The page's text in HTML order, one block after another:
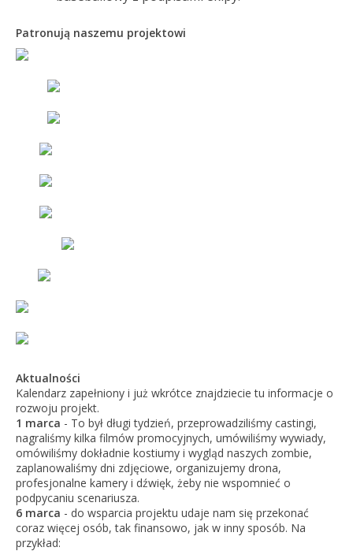
Patronują naszemu projektowi
Aktualności
Kalendarz zapełniony i już wkrótce znajdziecie tu informacje o
rozwoju projekt.
1 marca - To był długi tydzień, przeprowadziliśmy castingi,
nagraliśmy kilka filmów promocyjnych, umówiliśmy wywiady,
omówiliśmy dokładnie kostiumy i wygląd naszych zombie,
zaplanowaliśmy dni zdjęciowe, organizujemy drona,
profesjonalne kamery i dźwięk, żeby nie wspomnieć o
podpycaniu scenariusza.
6 marca - do wsparcia projektu udaje nam się przekonać
coraz więcej osób, tak finansowo, jak w inny sposób. Na
przykład: